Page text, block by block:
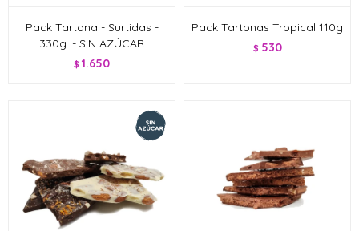
Pack Tartona - Surtidas -
330g. - SIN AZÚCAR
$ 1.650
Pack Tartonas Tropical 110g
$ 530